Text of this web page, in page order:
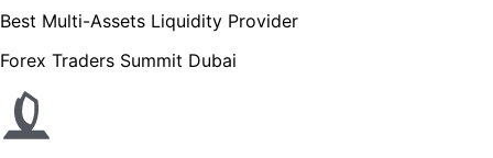
Best Multi-Assets Liquidity Provider
Forex Traders Summit Dubai